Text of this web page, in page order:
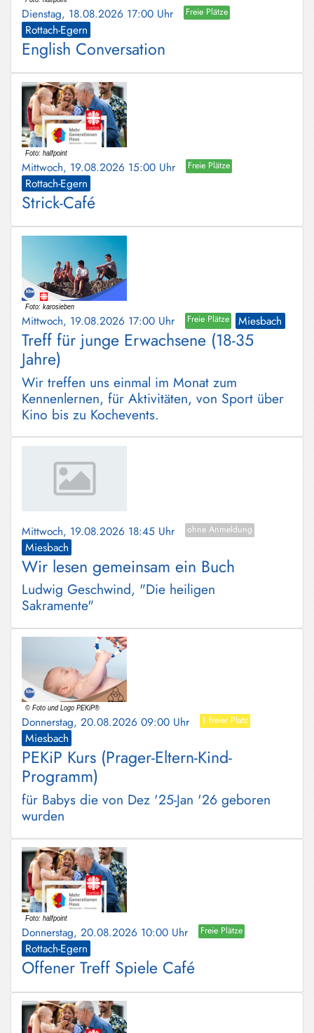
Dienstag, 18.08.2026 17:00 Uhr Freie Plätze
Rottach-Egern
English Conversation
Mittwoch, 19.08.2026 15:00 Uhr Freie Plätze
Rottach-Egern
Strick-Café
Mittwoch, 19.08.2026 17:00 Uhr Freie Plätze Miesbach
Treff für junge Erwachsene (18-35
Jahre)
Wir treffen uns einmal im Monat zum
Kennenlernen, für Aktivitäten, von Sport über
Kino bis zu Kochevents.
Mittwoch, 19.08.2026 18:45 Uhr ohne Anmeldung
Miesbach
Wir lesen gemeinsam ein Buch
Ludwig Geschwind, "Die heiligen
Sakramente"
Donnerstag, 20.08.2026 09:00 Uhr 1 freier Platz
Miesbach
PEKiP Kurs (Prager-Eltern-Kind-
Programm)
für Babys die von Dez '25-Jan '26 geboren
wurden
Donnerstag, 20.08.2026 10:00 Uhr Freie Plätze
Rottach-Egern
Offener Treff Spiele Café